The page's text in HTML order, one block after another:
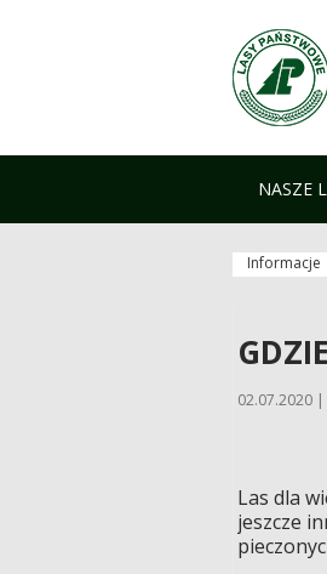
NASZE
Informacje
02.07.2020 |
Las dla
jeszcze